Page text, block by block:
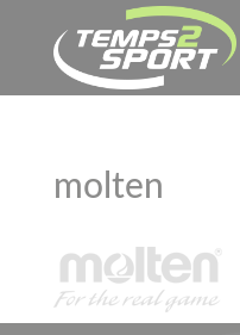
molten